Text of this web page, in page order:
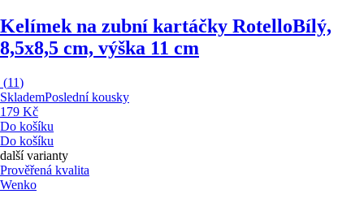
Kelímek na zubní kartáčky RotelloBílý,
8,5x8,5 cm, výška 11 cm
(11)
SklademPoslední kousky
179 Kč
Do košíku
Do košíku
další varianty
Prověřená kvalita
Wenko